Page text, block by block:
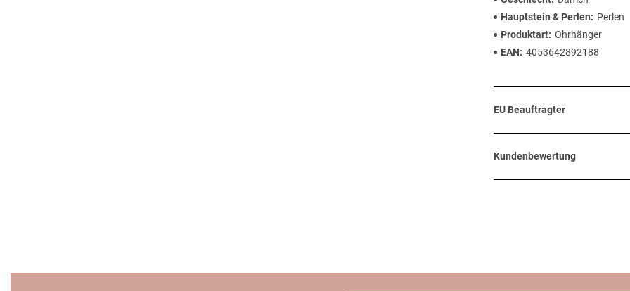
Hauptstein & Perlen
Perlen
Produktart Ohrhänger
EAN
4053642892188
EU Beauftragter
Kundenbewertung